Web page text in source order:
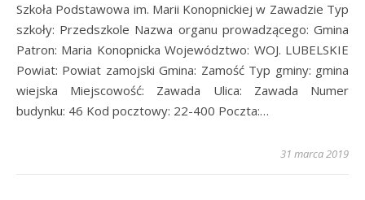
Szkoła Podstawowa im. Marii Konopnickiej w Zawadzie Typ
szkoły: Przedszkole Nazwa organu prowadzącego: Gmina
Patron: Maria Konopnicka Województwo: WOJ. LUBELSKIE
Powiat: Powiat zamojski Gmina: Zamość Typ gminy: gmina
wiejska Miejscowość: Zawada Ulica: Zawada Numer
budynku: 46 Kod pocztowy: 22-400 Poczta:…
31 marca 2019